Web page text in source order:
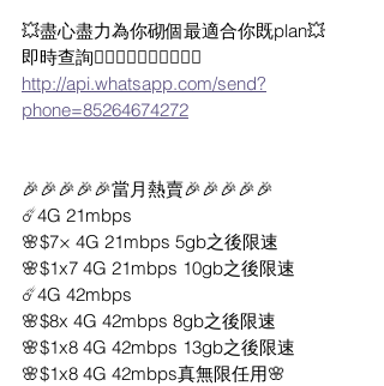
💥盡心盡力為你砌個最適合你既plan💥
即時查詢👇🏻👇🏻👇🏻👇🏻👇🏻
http://api.whatsapp.com/send?
phone=85264674272
🎉🎉🎉🎉🎉當月熱賣🎉🎉🎉🎉🎉
☄️4G 21mbps
🌸$7× 4G 21mbps 5gb之後限速
🌸$1x7 4G 21mbps 10gb之後限速
☄️4G 42mbps
🌸$8x 4G 42mbps 8gb之後限速
🌸$1x8 4G 42mbps 13gb之後限速
🌸$1x8 4G 42mbps真無限任用🌸